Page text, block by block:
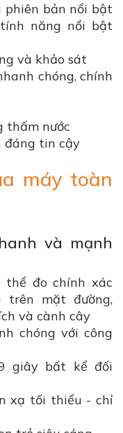
phiên bản nổi bật
năng nổi bật
và khảo sát
chóng, chính
thấm nước
đáng tin cậy
máy toàn
và mạnh
thể đo chính xác
trên mặt đường,
và cành cây
chóng với công
giây bất kể đối
xạ tối thiểu - chỉ